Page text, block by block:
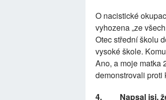
O nacistické
vyhozena „ze
Otec střední školu
vysoké škole.
Ano, a moje matka
demonstrovali proti
4.
Napsal jsi,